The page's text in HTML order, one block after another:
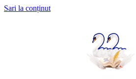
Sari la conținut